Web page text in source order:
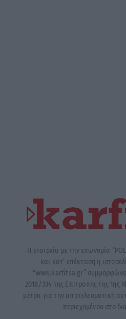
Η εταιρεία με την επωνυμία
και κατ’ επέκταση η
“www.karfitsa.gr”
2018/334 της Επιτροπής της 1ης
μέτρα για την αποτελεσματική
περιεχομένου στο